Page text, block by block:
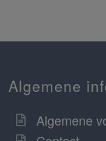
Algemene
Algemene